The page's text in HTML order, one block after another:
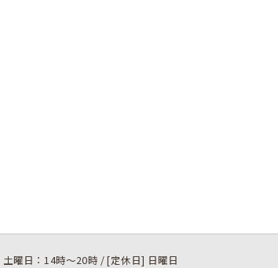
曜日：14時～20時 / [定休日] 日曜日